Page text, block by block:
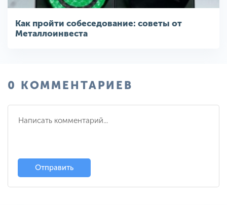
Как пройти собеседование: советы от
Металлоинвеста
0 КОММЕНТАРИЕВ
Отправить